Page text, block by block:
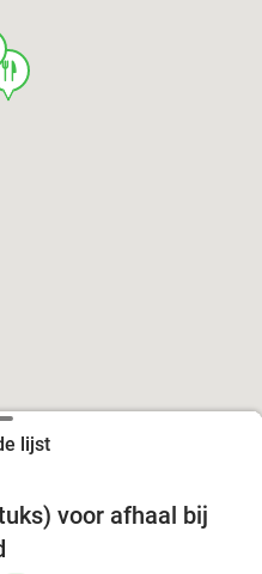
lijst
45%
voor afhaal bij